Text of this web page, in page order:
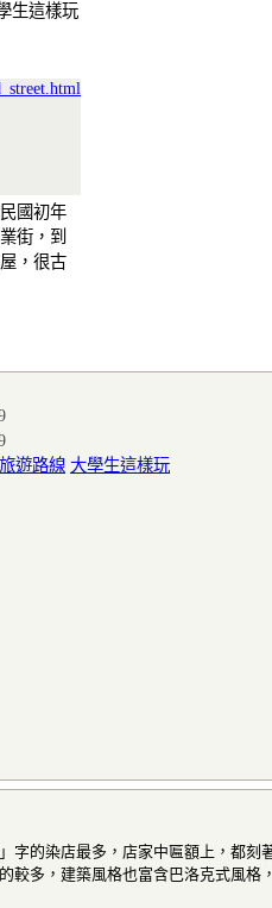
生這樣玩
國初年
街，到
，很古
旅遊路線 大學生這樣玩
的染店最多，店家中匾額上，都
多，建築風格也富含巴洛克式風